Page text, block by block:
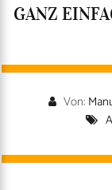
GANZ
Von: